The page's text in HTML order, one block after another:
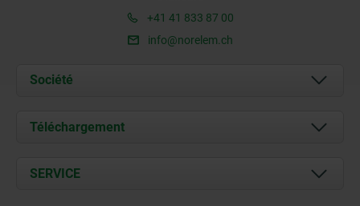
+41 41 833 87 00
info@norelem.ch
Société
À propos de nous
Contact
Téléchargement
Documents
SERVICE